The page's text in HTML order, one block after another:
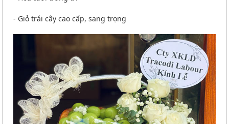
- Giỏ trái cây cao cấp, sang trọng